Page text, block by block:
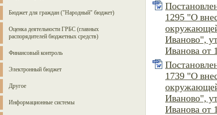
Бюджет для граждан ("Народный" бюджет)
Оценка деятельности ГРБС (главных
распорядителей бюджетных средств)
Финансовый контроль
Электронный бюджет
Другое
Информационные системы
1295 "О
Иваново",
Иванова от
1739 "О
Иваново",
Иванова от